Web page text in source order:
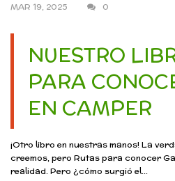
MAR 19, 2025 0
NUESTRO
PARA
EN CAMPER
¡Otro libro en nuestras manos! La
creemos, pero Rutas para conocer
realidad. Pero ¿cómo surgió el...